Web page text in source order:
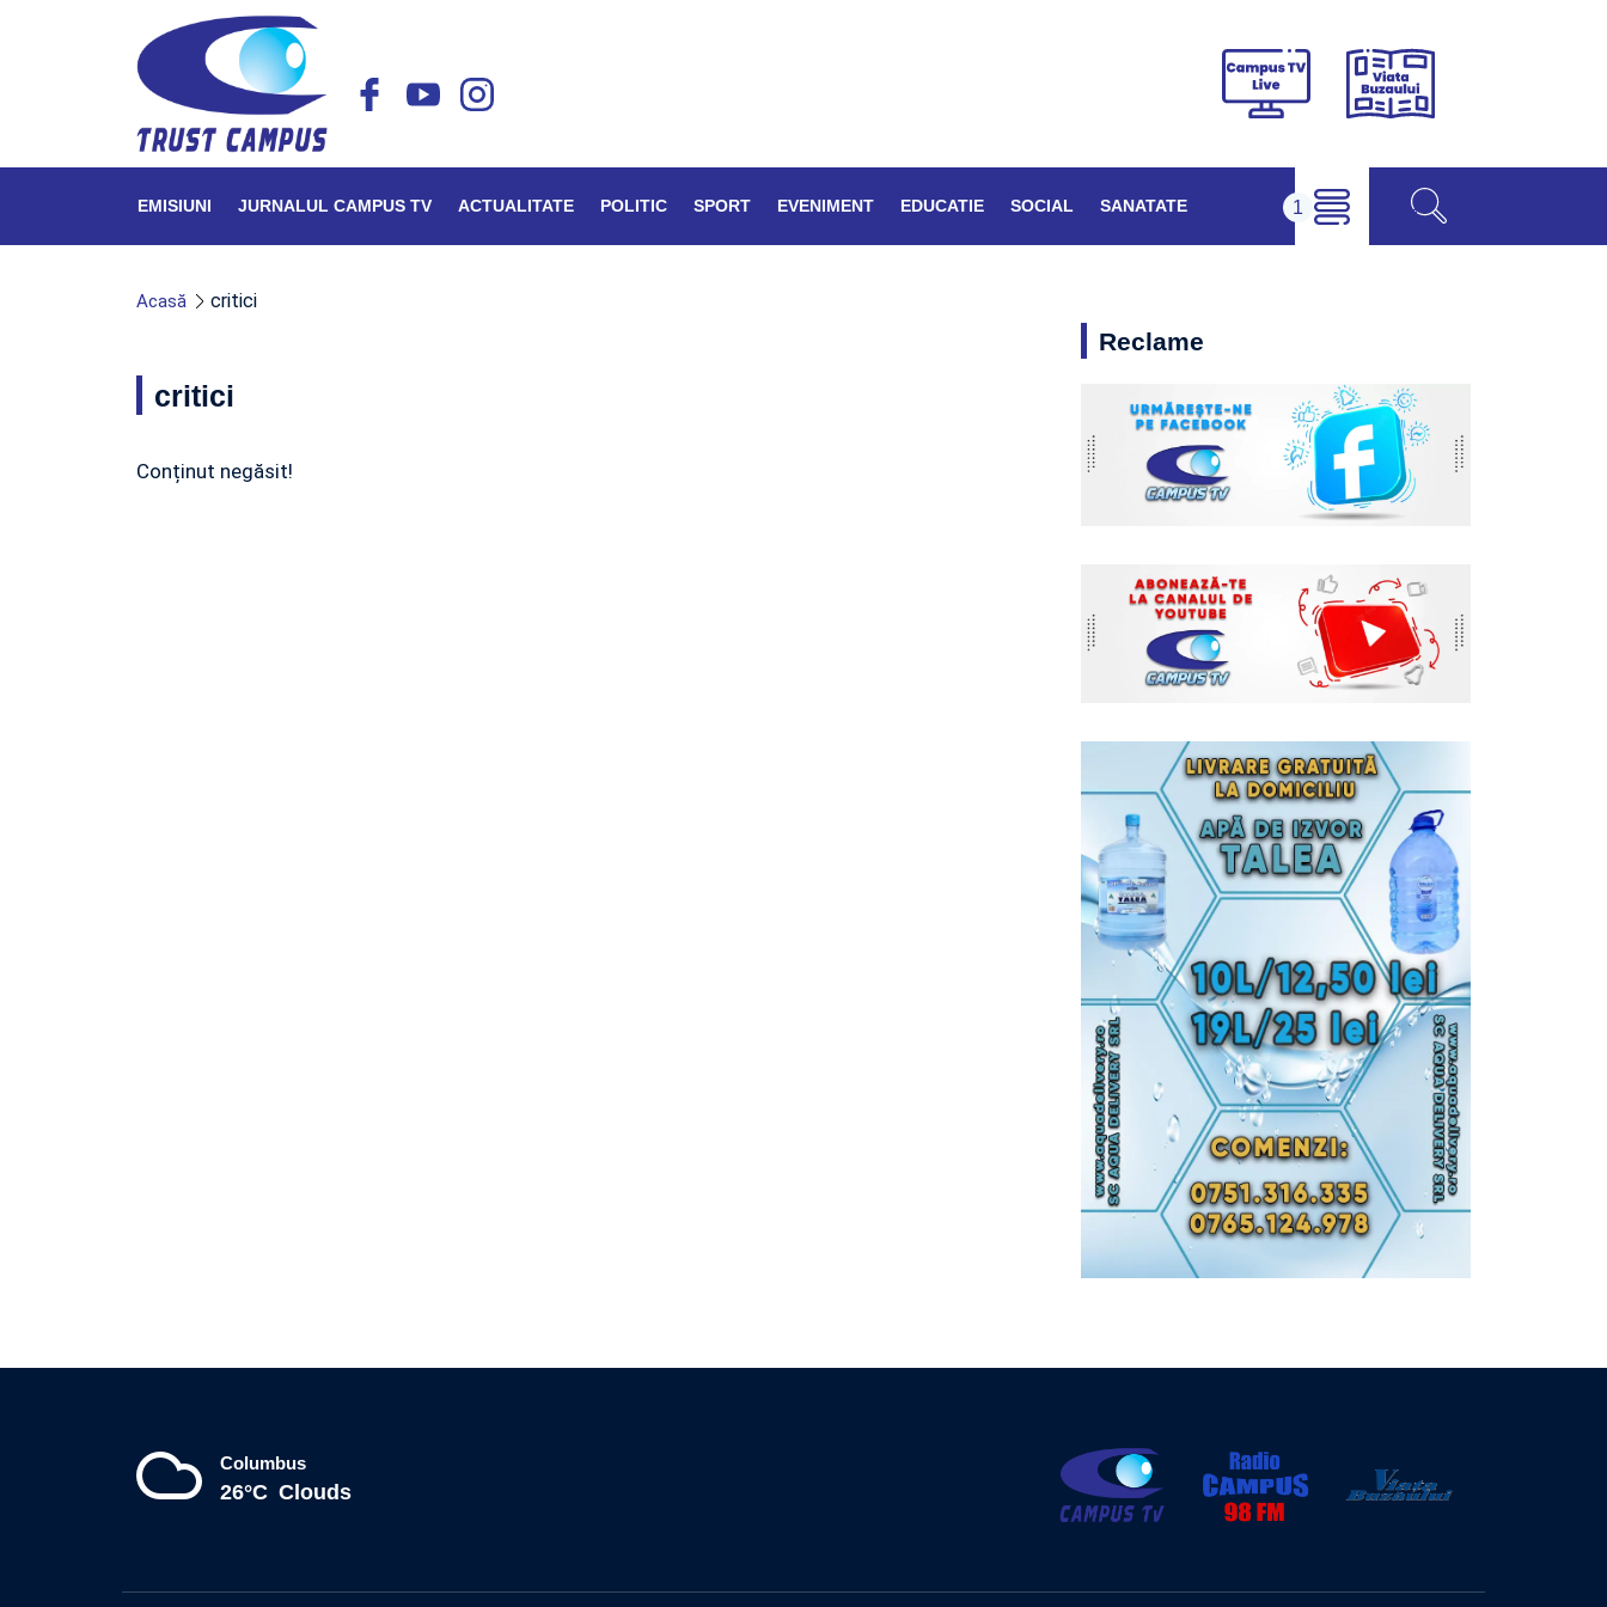
Campus
Viața
EMISIUNI JURNALUL CAMPUS TV ACTUALITATE POLITIC SPORT EVENIMENT EDUCATIE SOCIAL SANATATE
Acasă critici
critici
Conținut negăsit!
Reclame
Columbus
26°C Clouds